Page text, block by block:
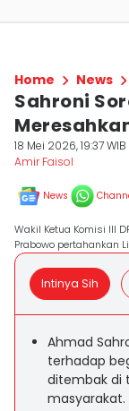
Home News
Sahroni
18 Mei 2026, 19:37 WIB
Amir Faisol
News
Wakil Ketua Komisi III
Prabowo pertahankan
Intinya Sih
Ahmad
terhadap
ditembak di
masyarakat.